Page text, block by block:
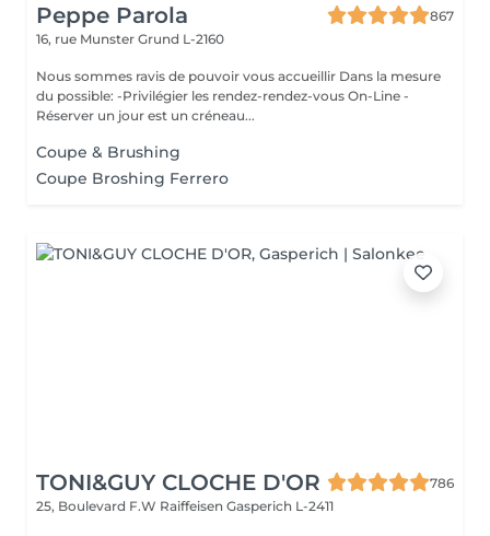
Peppe Parola
867
16, rue Munster Grund L-2160
Nous sommes ravis de pouvoir vous accueillir Dans la mesure
du possible: -Privilégier les rendez-rendez-vous On-Line -
Réserver un jour est un créneau...
Coupe & Brushing
Coupe Broshing Ferrero
TONI&GUY CLOCHE D'OR
786
25, Boulevard F.W Raiffeisen Gasperich L-2411